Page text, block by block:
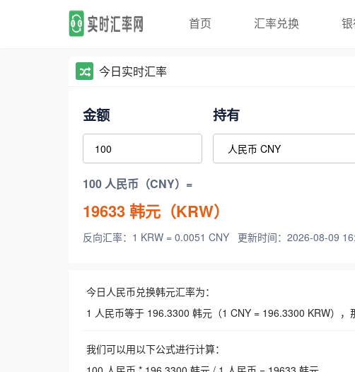
首页 汇率兑换
今日实时汇率
金额 持有
100 人民币（CNY）=
19633韩元（KRW）
反向汇率：1 KRW = 0.0051 CNY 更新时间：2026-08-09
今日人民币兑换韩元汇率为：
1 人民币等于 196.3300 韩元（1 CNY = 196.3300 KRW），
我们可以用以下公式进行计算：